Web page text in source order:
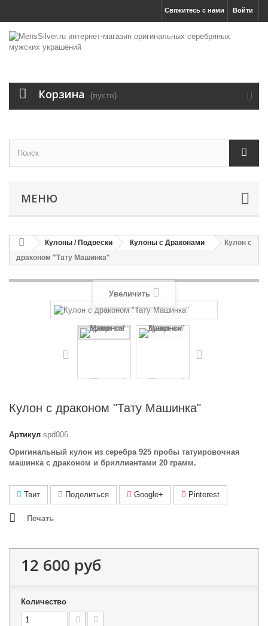
Войти
Свяжитесь с нами
Корзина (пусто)
МЕНЮ
Кулоны / Подвески Кулоны с Драконами
Кулон с
драконом "Тату Машинка"
Увеличить
Кулон с драконом "Тату Машинка"
Артикул spd006
Оригинальный кулон из серебра 925 пробы татуировочная
машинка с драконом и бриллиантами 20 грамм.
Твит Поделиться Google+ Pinterest
Печать
12 600 руб
Количество